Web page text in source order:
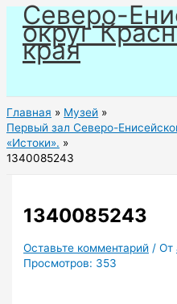
Перейти
содержимому
Северо-
округ
края
Главная
Музей
Первый зал Северо-
«Истоки».
1340085243
1340085243
Оставьте комментарий / От
Просмотров: 353